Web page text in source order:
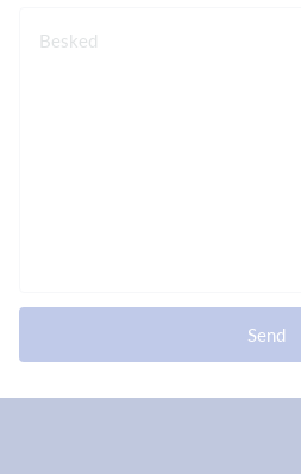
Besked
Send